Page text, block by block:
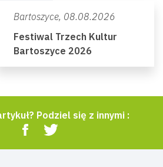
Bartoszyce, 08.08.2026
Festiwal Trzech Kultur
Bartoszyce 2026
Podziel się z innymi :